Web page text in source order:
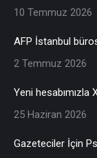
10 Temmuz 2026
AFP İstanbul
2 Temmuz 2026
Yeni hesabımızla
25 Haziran 2026
Gazeteciler İçin